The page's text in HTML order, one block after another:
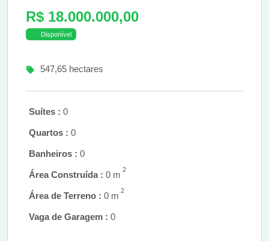
R$ 18.000.000,00
Disponível
547,65 hectares
Suítes : 0
Quartos : 0
Banheiros : 0
Área Construída : 0 m 2
Área de Terreno : 0 m 2
Vaga de Garagem : 0